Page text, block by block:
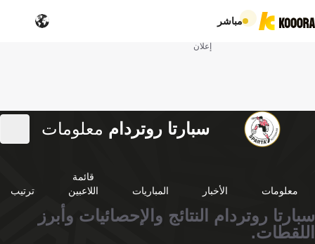
مباشر
إعلان
سبارتا روتردام معلومات
معلومات الأخبار المباريات
قائمة
اللاعبين
ترتيب
سبارتا روتردام النتائج والإحصائيات وأبرز
اللقطات.